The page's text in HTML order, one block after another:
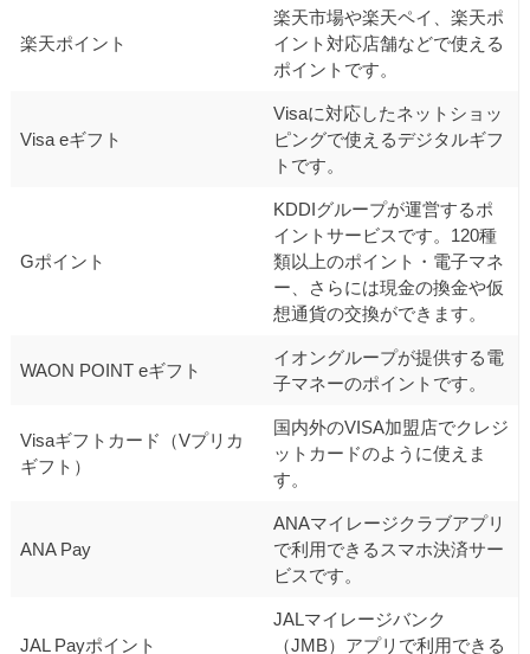
楽天ポイント
楽天市場や楽天ペイ、楽天ポ
イント対応店舗などで使える
ポイントです。
Visa eギフト
Visaに対応したネットショッ
ピングで使えるデジタルギフ
トです。
Gポイント
KDDIグループが運営するポ
イントサービスです。120種
類以上のポイント・電子マネ
ー、さらには現金の換金や仮
想通貨の交換ができます。
WAON POINT eギフト
イオングループが提供する電
子マネーのポイントです。
Visaギフトカード（Vプリカ
ギフト）
国内外のVISA加盟店でクレジ
ットカードのように使えま
す。
ANA Pay
ANAマイレージクラブアプリ
で利用できるスマホ決済サー
ビスです。
JAL Payポイント
JALマイレージバンク
（JMB）アプリで利用できる